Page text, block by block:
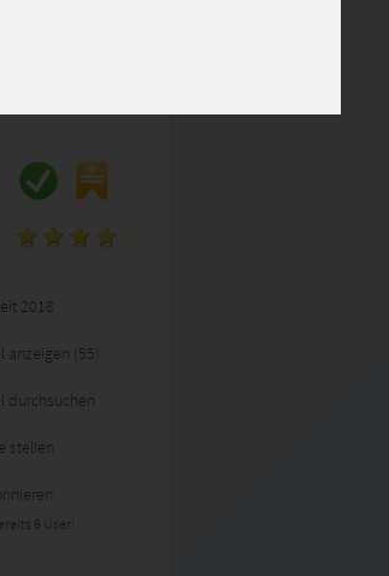
2018
anzeigen (55)
durchsuchen
stellen
6 User!